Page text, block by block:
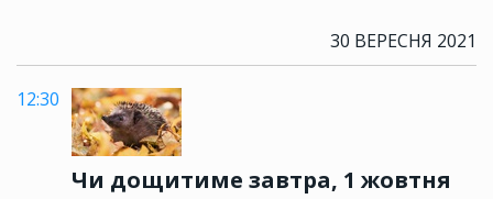
30 ВЕРЕСНЯ 2021
12:30
Чи дощитиме завтра, 1 жовтня